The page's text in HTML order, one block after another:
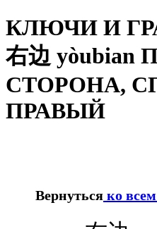
КЛЮЧИ И
右边 yòubian
СТОРОНА,
ПРАВЫЙ
Вернуться ко